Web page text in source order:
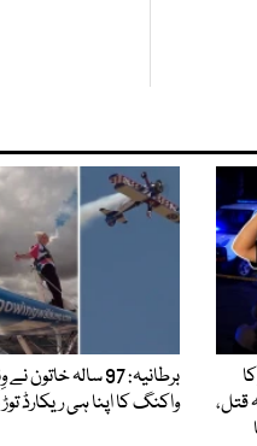
قتل،
برطانیہ: 97 سالہ
واکنگ کا اپنا ہی ریکارڈ توڑ